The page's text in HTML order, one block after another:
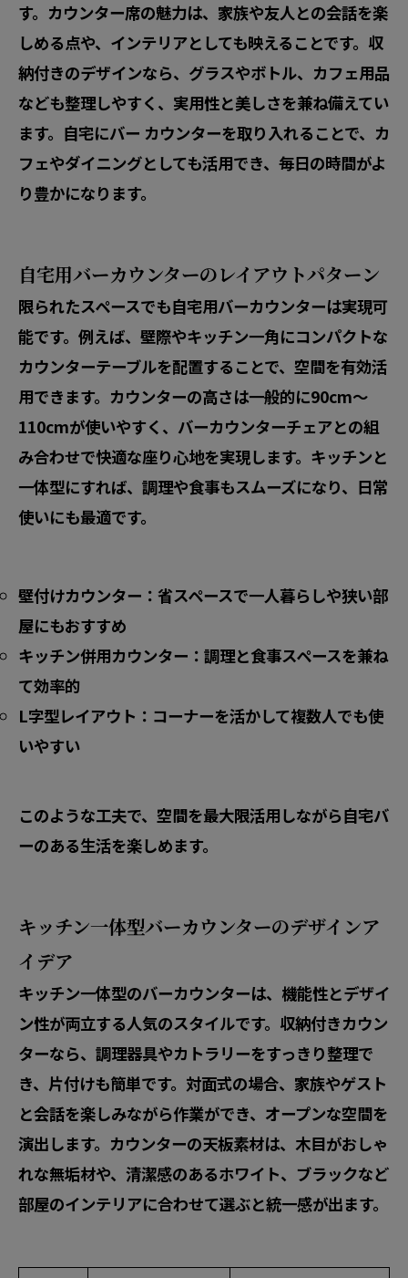
す。カウンター席の魅力は、家族や友人との会話を楽
しめる点や、インテリアとしても映えることです。収
納付きのデザインなら、グラスやボトル、カフェ用品
なども整理しやすく、実用性と美しさを兼ね備えてい
ます。自宅にバー カウンターを取り入れることで、カ
フェやダイニングとしても活用でき、毎日の時間がよ
り豊かになります。
自宅用バーカウンターのレイアウトパターン
限られたスペースでも自宅用バーカウンターは実現可
能です。例えば、壁際やキッチン一角にコンパクトな
カウンターテーブルを配置することで、空間を有効活
用できます。カウンターの高さは一般的に90cm～
110cmが使いやすく、バーカウンターチェアとの組
み合わせで快適な座り心地を実現します。キッチンと
一体型にすれば、調理や食事もスムーズになり、日常
使いにも最適です。
壁付けカウンター：省スペースで一人暮らしや狭い部
屋にもおすすめ
キッチン併用カウンター：調理と食事スペースを兼ね
て効率的
L字型レイアウト：コーナーを活かして複数人でも使
いやすい
このような工夫で、空間を最大限活用しながら自宅バ
ーのある生活を楽しめます。
キッチン一体型バーカウンターのデザインア
イデア
キッチン一体型のバーカウンターは、機能性とデザイ
ン性が両立する人気のスタイルです。収納付きカウン
ターなら、調理器具やカトラリーをすっきり整理で
き、片付けも簡単です。対面式の場合、家族やゲスト
と会話を楽しみながら作業ができ、オープンな空間を
演出します。カウンターの天板素材は、木目がおしゃ
れな無垢材や、清潔感のあるホワイト、ブラックなど
部屋のインテリアに合わせて選ぶと統一感が出ます。